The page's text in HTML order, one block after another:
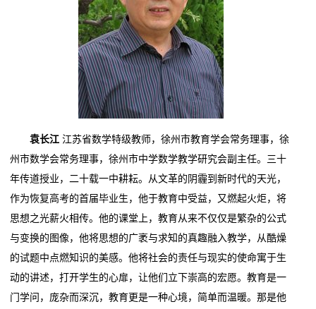
袁长江 江苏省数学特级教师，徐州市教育学会常务理事，徐
州市数学会常务理事，徐州市中学数学教学研究会副主任。三十
年传道授业，二十载一中耕耘。从文革的阴霾到新时代的天光，
作为恢复高考的首届毕业生，他于教育中受益，又燃起火炬，将
思想之光薪火相传。他的课堂上，教育从来不仅仅是繁杂的公式
与变换的图像，他将思想的广袤与求知的真趣融入教学，从酷燥
的试题中点燃知识的美感。他将社会的责任与现实的使命寓于生
动的讲述，打开学生的心扉，让他们立下崇高的宏愿。教育是一
门学问，庞杂而深沉，教育更是一种心境，简单而温暖。那是他